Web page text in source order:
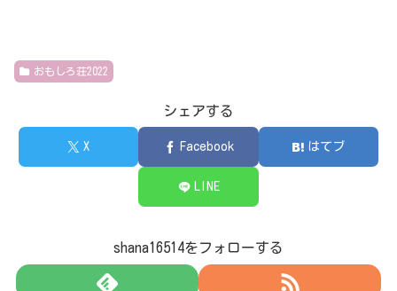
おもしろ荘2022
シェアする
X Facebook はてブ
LINE
shana16514をフォローする